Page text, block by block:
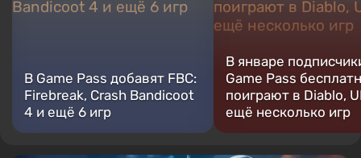
В Game Pass добавят FBC:
Firebreak, Crash Bandicoot
4 и ещё 6 игр
В январе
Game Pass
поиграют в Diablo,
ещё несколько игр